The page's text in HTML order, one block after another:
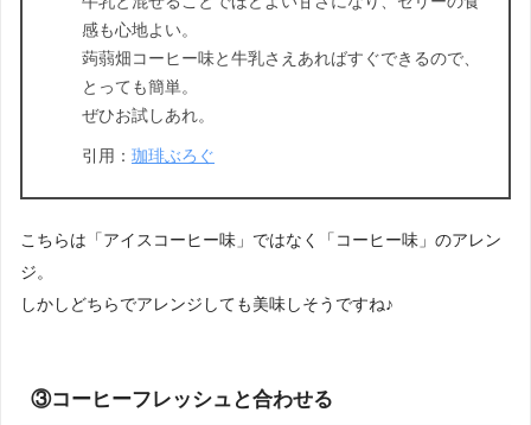
感も心地よい。
蒟蒻畑コーヒー味と牛乳さえあればすぐできるので、
とっても簡単。
ぜひお試しあれ。
引用： 珈琲ぶろぐ
こちらは「アイスコーヒー味」ではなく「コーヒー味」のアレン
ジ。
しかしどちらでアレンジしても美味しそうですね♪
③コーヒーフレッシュと合わせる